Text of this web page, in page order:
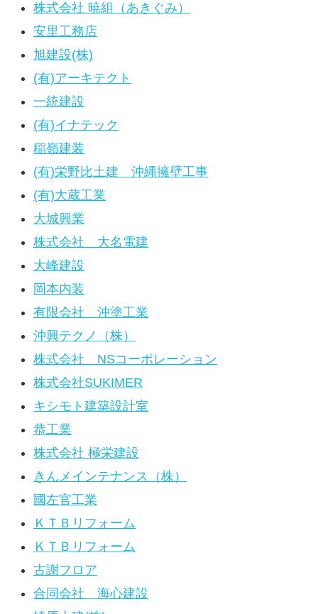
株式会社 暁組（あきぐみ）
安里工務店
旭建設(株)
(有)アーキテクト
一統建設
(有)イナテック
稲嶺建装
(有)栄野比土建 沖縄擁壁工事
(有)大蔵工業
大城興業
株式会社 大名電建
大峰建設
岡本内装
有限会社 沖塗工業
沖興テクノ（株）
株式会社 NSコーポレーション
株式会社SUKIMER
キシモト建築設計室
恭工業
株式会社 極栄建設
きんメインテナンス（株）
國左官工業
ＫＴＢリフォーム
ＫＴＢリフォーム
古謝フロア
合同会社 海心建設